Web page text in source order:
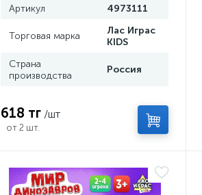
Артикул 4973111
Торговая марка
Лас Играс
KIDS
Страна
производства
Россия
618 тг /шт
от 2 шт.